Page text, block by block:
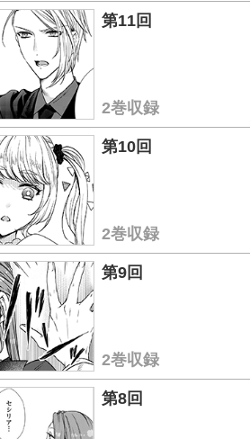
第11回
2巻収録
第10回
2巻収録
第9回
2巻収録
第8回